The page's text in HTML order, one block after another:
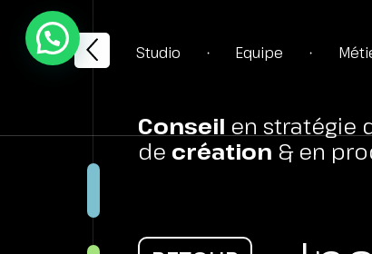
Studio • Equipe •
Conseil en stratégie
de création & en